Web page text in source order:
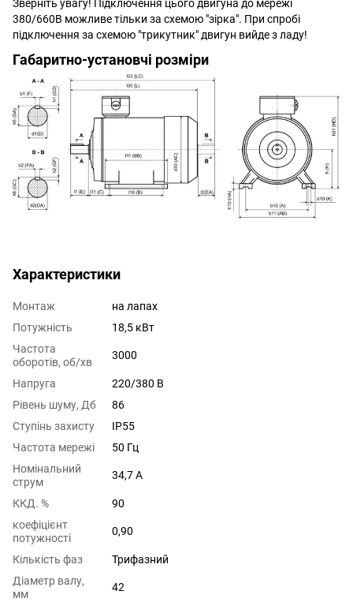
Зверніть увагу! Підключення цього двигуна до мережі
380/660В можливе тільки за схемою "зірка". При спробі
підключення за схемою "трикутник" двигун вийде з ладу!
Габаритно-установчі розміри
Характеристики
Монтаж
на лапах
Потужність
18,5 кВт
Частота
оборотів, об/хв
3000
Напруга
220/380 В
Рівень шуму, Дб
86
Ступінь захисту
IP55
Частота мережі
50 Гц
Номінальний
струм
34,7 A
ККД. %
90
коефіцієнт
потужності
0,90
Кількість фаз
Трифазний
Діаметр валу,
мм
42